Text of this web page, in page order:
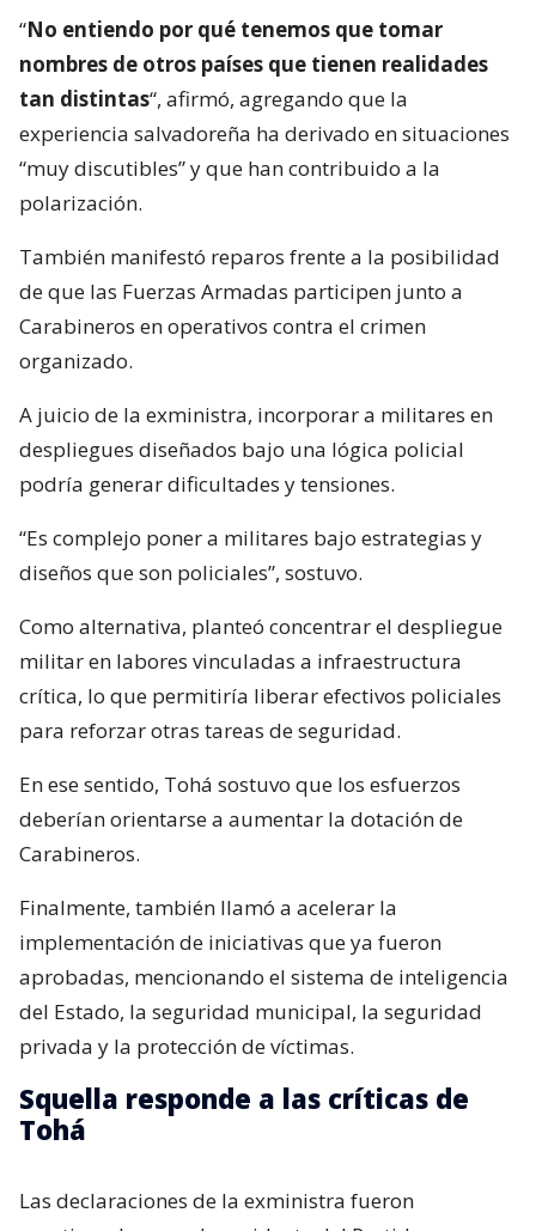
“No entiendo por qué tenemos que tomar
nombres de otros países que tienen realidades
tan distintas“, afirmó, agregando que la
experiencia salvadoreña ha derivado en situaciones
“muy discutibles” y que han contribuido a la
polarización.
También manifestó reparos frente a la posibilidad
de que las Fuerzas Armadas participen junto a
Carabineros en operativos contra el crimen
organizado.
A juicio de la exministra, incorporar a militares en
despliegues diseñados bajo una lógica policial
podría generar dificultades y tensiones.
“Es complejo poner a militares bajo estrategias y
diseños que son policiales”, sostuvo.
Como alternativa, planteó concentrar el despliegue
militar en labores vinculadas a infraestructura
crítica, lo que permitiría liberar efectivos policiales
para reforzar otras tareas de seguridad.
En ese sentido, Tohá sostuvo que los esfuerzos
deberían orientarse a aumentar la dotación de
Carabineros.
Finalmente, también llamó a acelerar la
implementación de iniciativas que ya fueron
aprobadas, mencionando el sistema de inteligencia
del Estado, la seguridad municipal, la seguridad
privada y la protección de víctimas.
Squella responde a las críticas de
Tohá
Las declaraciones de la exministra fueron